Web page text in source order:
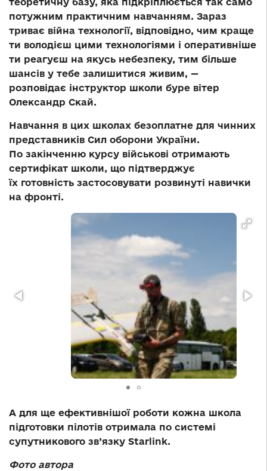
потужним практичним навчанням. Зараз
триває війна технології, відповідно, чим краще
ти володієш цими технологіями і оперативніше
ти реагуєш на якусь небезпеку, тим більше
шансів у тебе залишитися живим, —
розповідає інструктор школи буре вітер
Олександр Скай.
Навчання в цих школах безоплатне для чинних
представників Сил оборони України.
По закінченню курсу військові отримають
сертифікат школи, що підтверджує
їх готовність застосовувати розвинуті навички
на фронті.
А для ще ефективнішої роботи кожна школа
підготовки пілотів отримала по системі
супутникового зв’язку Starlink.
Фото автора